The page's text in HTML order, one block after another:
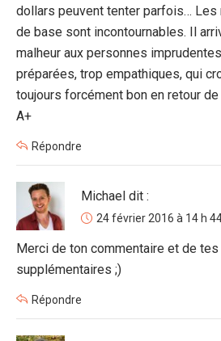
dollars peuvent tenter parfois… Les
de base sont incontournables. Il
malheur aux personnes
préparées, trop empathiques, qui
toujours forcément bon en retour
A+
Répondre
Michael dit :
24 février 2016 à 14 h
Merci de ton commentaire et de
supplémentaires ;)
Répondre